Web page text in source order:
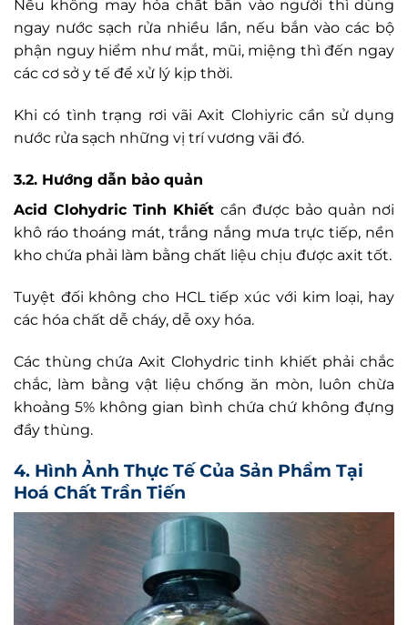
Nếu không may hóa chất bắn vào người thì dùng
ngay nước sạch rửa nhiều lần, nếu bắn vào các bộ
phận nguy hiểm như mắt, mũi, miệng thì đến ngay
các cơ sở y tế để xử lý kịp thời.
Khi có tình trạng rơi vãi Axit Clohiyric cần sử dụng
nước rửa sạch những vị trí vương vãi đó.
3.2. Hướng dẫn bảo quản
Acid Clohydric Tinh Khiết cần được bảo quản nơi
khô ráo thoáng mát, trắng nắng mưa trực tiếp, nền
kho chứa phải làm bằng chất liệu chịu được axit tốt.
Tuyệt đối không cho HCL tiếp xúc với kim loại, hay
các hóa chất dễ cháy, dễ oxy hóa.
Các thùng chứa Axit Clohydric tinh khiết phải chắc
chắc, làm bằng vật liệu chống ăn mòn, luôn chừa
khoảng 5% không gian bình chứa chứ không đựng
đầy thùng.
4. Hình Ảnh Thực Tế Của Sản Phẩm Tại
Hoá Chất Trần Tiến